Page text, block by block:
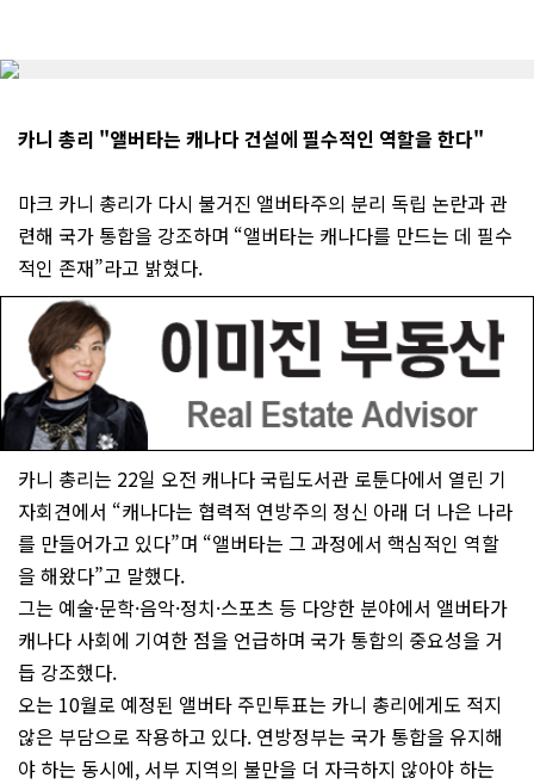
카니 총리 "앨버타는 캐나다 건설에 필수적인 역할을 한다"
마크 카니 총리가 다시 불거진 앨버타주의 분리 독립 논란과 관
련해 국가 통합을 강조하며 “앨버타는 캐나다를 만드는 데 필수
적인 존재”라고 밝혔다.
카니 총리는 22일 오전 캐나다 국립도서관 로툰다에서 열린 기
자회견에서 “캐나다는 협력적 연방주의 정신 아래 더 나은 나라
를 만들어가고 있다”며 “앨버타는 그 과정에서 핵심적인 역할
을 해왔다”고 말했다.
그는 예술·문학·음악·정치·스포츠 등 다양한 분야에서 앨버타가
캐나다 사회에 기여한 점을 언급하며 국가 통합의 중요성을 거
듭 강조했다.
오는 10월로 예정된 앨버타 주민투표는 카니 총리에게도 적지
않은 부담으로 작용하고 있다. 연방정부는 국가 통합을 유지해
야 하는 동시에, 서부 지역의 불만을 더 자극하지 않아야 하는